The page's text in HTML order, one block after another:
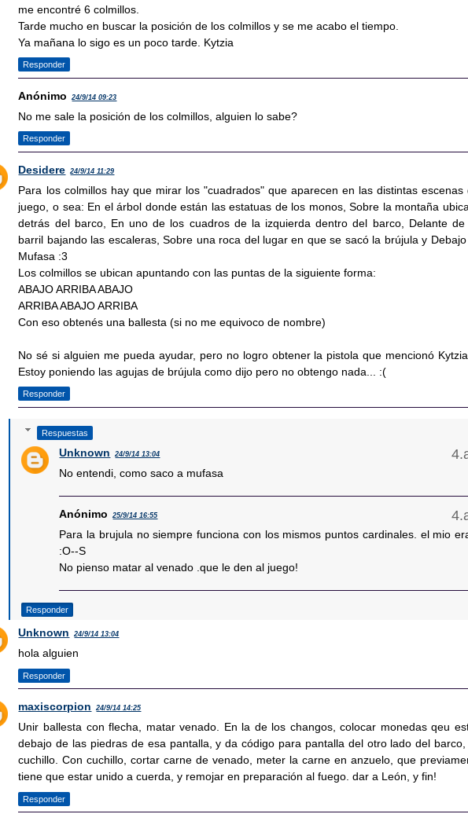
me encontré 6 colmillos.
Tarde mucho en buscar la posición de los colmillos y se me acabo el tiempo.
Ya mañana lo sigo es un poco tarde. Kytzia
Responder
Anónimo 24/9/14 09:23
No me sale la posición de los colmillos, alguien lo sabe?
Responder
Desidere 24/9/14 11:29
Para los colmillos hay que mirar los "cuadrados" que aparecen en las distintas escenas
juego, o sea: En el árbol donde están las estatuas de los monos, Sobre la montaña
detrás del barco, En uno de los cuadros de la izquierda dentro del barco, Delante de
barril bajando las escaleras, Sobre una roca del lugar en que se sacó la brújula y
Mufasa :3
Los colmillos se ubican apuntando con las puntas de la siguiente forma:
ABAJO ARRIBA ABAJO
ARRIBA ABAJO ARRIBA
Con eso obtenés una ballesta (si no me equivoco de nombre)
No sé si alguien me pueda ayudar, pero no logro obtener la pistola que mencionó
Estoy poniendo las agujas de brújula como dijo pero no obtengo nada... :(
Responder
Respuestas
Unknown 24/9/14 13:04
No entendi, como saco a mufasa
Anónimo 25/9/14 16:55
Para la brujula no siempre funciona con los mismos puntos cardinales. el mio
:O--S
No pienso matar al venado .que le den al juego!
Responder
Unknown 24/9/14 13:04
hola alguien
Responder
maxiscorpion 24/9/14 14:25
Unir ballesta con flecha, matar venado. En la de los changos, colocar monedas qeu
debajo de las piedras de esa pantalla, y da código para pantalla del otro lado del
cuchillo. Con cuchillo, cortar carne de venado, meter la carne en anzuelo, que
tiene que estar unido a cuerda, y remojar en preparación al fuego. dar a León, y fin!
Responder